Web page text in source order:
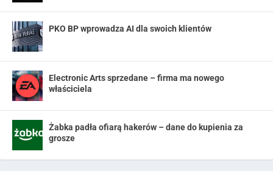
PKO BP wprowadza AI dla swoich klientów
Electronic Arts sprzedane – firma ma nowego
właściciela
Żabka padła ofiarą hakerów – dane do kupienia za
grosze